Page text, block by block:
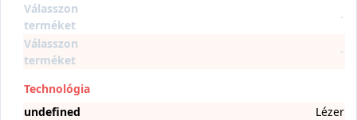
Válasszon
terméket
-
Válasszon
terméket
-
Technológia
undefined
Lézer